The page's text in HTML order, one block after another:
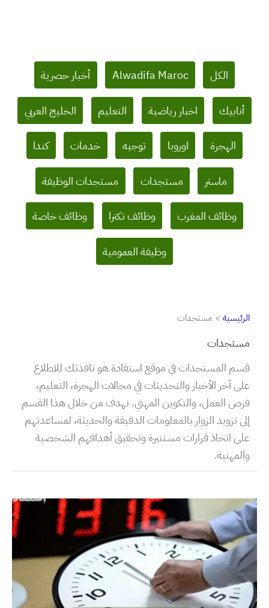
Filter
posts
category
الكل Alwadifa Maroc أخبار حصرية
أنابيك اخبار رياضية التعليم الخليج العربي
الهجرة اوروبا توجيه خدمات كندا
ماستر مستجدات مستجدات الوظيفة
وظائف المغرب وظائف تكترا وظائف خاصة
وظيفة العمومية
الرئيسية مستجدات
مستجدات
قسم المستجدات في موقع استفادة هو نافذتك للاطلاع
على آخر الأخبار والتحديثات في مجالات الهجرة، التعليم،
فرص العمل، والتكوين المهني. نهدف من خلال هذا القسم
إلى تزويد الزوار بالمعلومات الدقيقة والحديثة، لمساعدتهم
على اتخاذ قرارات مستنيرة وتحقيق أهدافهم الشخصية
والمهنية.